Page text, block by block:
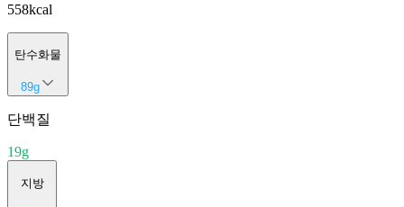
558kcal
탄수화물
89g
단백질
19g
지방